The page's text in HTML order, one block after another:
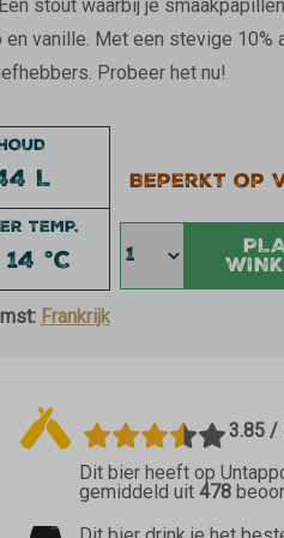
stout waarbij je
vanille. Met een stevige 10%
Probeer het nu!
L
TEMP.
°C
Frankrijk
Beperkt op
3.85 /
Dit bier heeft op
gemiddeld uit 478